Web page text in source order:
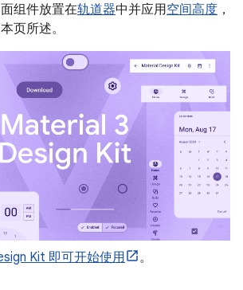
组件放置在轨道器中并应用空间高度 ，
页所述。
Kit 即可开始使用 。